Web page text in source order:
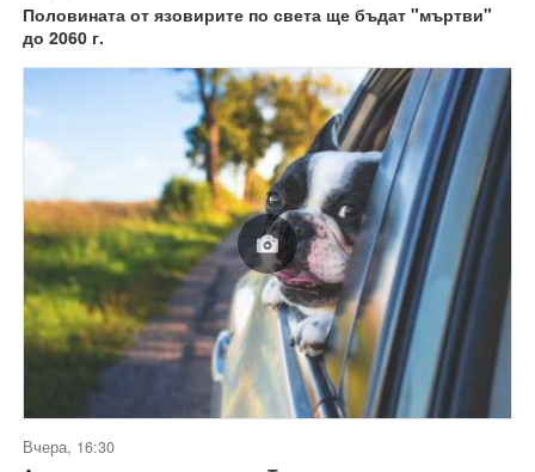
Половината от язовирите по света ще бъдат "мъртви"
до 2060 г.
Вчера, 16:30